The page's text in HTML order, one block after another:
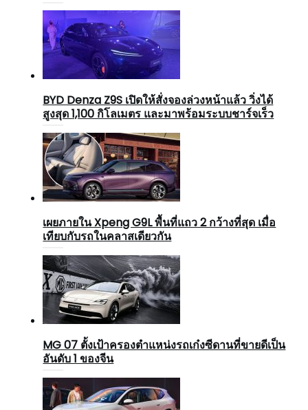
BYD Denza Z9S เปิดให้สั่งจองล่วงหน้าแล้ว วิ่งได้
สูงสุด 1,100 กิโลเมตร และมาพร้อมระบบชาร์จเร็ว
เผยภายใน Xpeng G9L พื้นที่แถว 2 กว้างที่สุด เมื่อ
เทียบกับรถในคลาสเดียวกัน
MG 07 ตั้งเป้าครองตำแหน่งรถเก๋งซีดานที่ขายดีเป็น
อันดับ 1 ของจีน